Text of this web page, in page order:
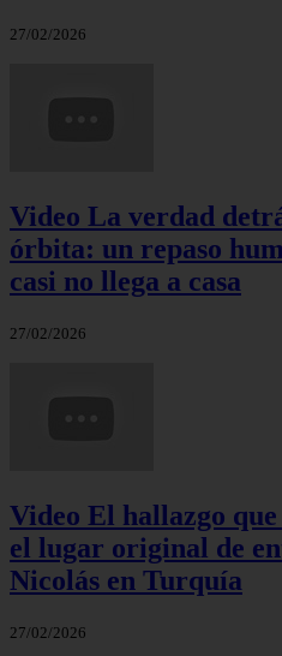
27/02/2026
Video La verdad
órbita: un repaso
casi no llega a casa
27/02/2026
Video El hallazgo
el lugar original de
Nicolás en Turquía
27/02/2026